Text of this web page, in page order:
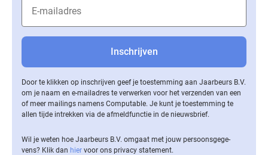
Door te klikken op inschrijven geef je toestemming aan Jaarbeurs B.V.
om je naam en e-mailadres te verwerken voor het verzenden van een
of meer mailings namens Computable. Je kunt je toestemming te
allen tijde intrekken via de af­meld­func­tie in de nieuwsbrief.
Wil je weten hoe Jaarbeurs B.V. omgaat met jouw per­soons­ge­ge­
vens? Klik dan hier voor ons privacy statement.